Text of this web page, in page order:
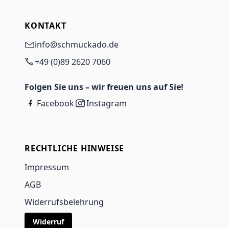
KONTAKT
info@schmuckado.de
+49 (0)89 2620 7060
Folgen Sie uns – wir freuen uns auf Sie!
Facebook
Instagram
RECHTLICHE HINWEISE
Impressum
AGB
Widerrufsbelehrung
Widerruf